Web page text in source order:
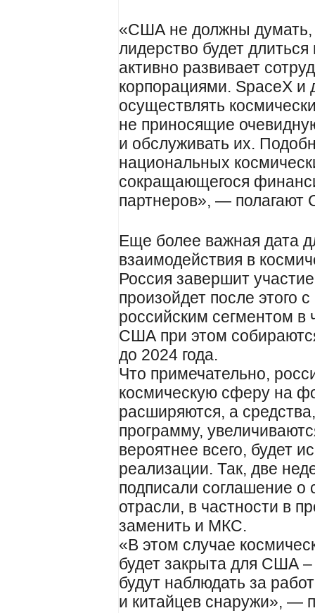
«США не должны думать,
лидерство будет
активно развивает
корпорациями. SpaceX и
осуществлять
не приносящие
и обслуживать их.
национальных
сокращающегося
партнеров», —
Еще более важная дата
взаимодействия в
Россия завершит
произойдет после этого
российским сегментом в
США при этом
до 2024 года.
Что примечательно,
космическую сферу на
расширяются, а
программу,
вероятнее всего, будет
реализации. Так, две
подписали соглашение о
отрасли, в частности в
заменить и МКС.
«В этом случае
будет закрыта для США
будут наблюдать за
и китайцев снаружи», —